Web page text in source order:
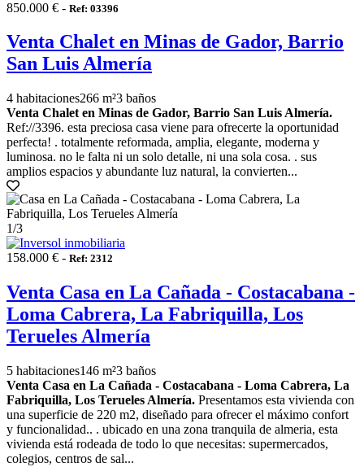
850.000 € - Ref: 03396
Venta Chalet en Minas de Gador, Barrio
San Luis Almería
4 habitaciones266 m²3 baños
Venta Chalet en Minas de Gador, Barrio San Luis Almería.
Ref://3396. esta preciosa casa viene para ofrecerte la oportunidad
perfecta! . totalmente reformada, amplia, elegante, moderna y
luminosa. no le falta ni un solo detalle, ni una sola cosa. . sus
amplios espacios y abundante luz natural, la convierten...
1/3
158.000 € - Ref: 2312
Venta Casa en La Cañada - Costacabana -
Loma Cabrera, La Fabriquilla, Los
Terueles Almería
5 habitaciones146 m²3 baños
Venta Casa en La Cañada - Costacabana - Loma Cabrera, La
Fabriquilla, Los Terueles Almería. Presentamos esta vivienda con
una superficie de 220 m2, diseñado para ofrecer el máximo confort
y funcionalidad.. . ubicado en una zona tranquila de almeria, esta
vivienda está rodeada de todo lo que necesitas: supermercados,
colegios, centros de sal...